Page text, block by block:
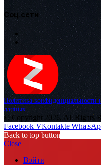
Соц.сети
Политика конфиденциальности
данных
© Copyright 2026, All Rights
Facebook VKontakte
Back to top button
Close
Войти